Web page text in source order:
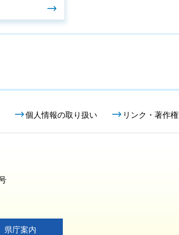
個人情報の取り扱い リンク・著作権
県庁案内